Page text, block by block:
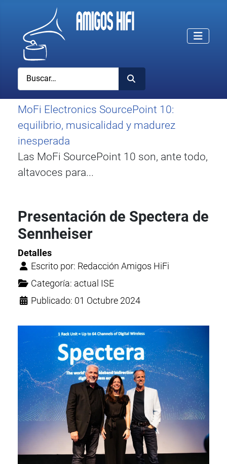
Buscar
MoFi Electronics SourcePoint 10:
equilibrio, musicalidad y madurez
inesperada
Las MoFi SourcePoint 10 son, ante todo,
altavoces para...
Presentación de Spectera de
Sennheiser
Detalles
Escrito por: Redacción Amigos HiFi
Categoría: actual ISE
Publicado: 01 Octubre 2024